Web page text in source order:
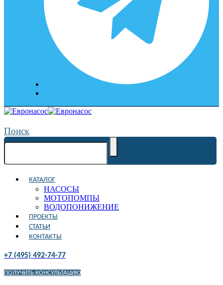
Поиск
КАТАЛОГ
НАСОСЫ
МОТОПОМПЫ
ВОДОПОНИЖЕНИЕ
ПРОЕКТЫ
СТАТЬИ
КОНТАКТЫ
+7 (495) 492-74-77
ПОЛУЧИТЬ КОНСУЛЬТАЦИЮ